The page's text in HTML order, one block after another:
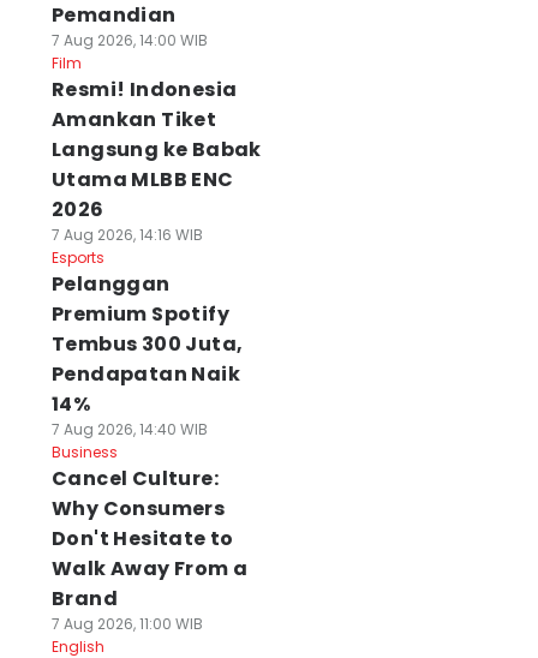
Pemandian
7 Aug 2026, 14:00 WIB
Film
Resmi! Indonesia
Amankan Tiket
Langsung ke Babak
Utama MLBB ENC
2026
7 Aug 2026, 14:16 WIB
Esports
Pelanggan
Premium Spotify
Tembus 300 Juta,
Pendapatan Naik
14%
7 Aug 2026, 14:40 WIB
Business
Cancel Culture:
Why Consumers
Don't Hesitate to
Walk Away From a
Brand
7 Aug 2026, 11:00 WIB
English